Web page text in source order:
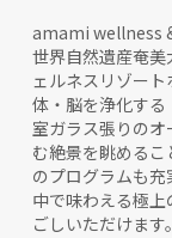
amami wellness
世界自然遺産奄
ェルネスリゾート
体・脳を浄化す
室ガラス張りの
む絶景を眺める
のプログラムも
中で味わえる極
ごしいただけます。